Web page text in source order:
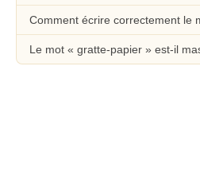
Comment écrire correctement le
Le mot « gratte-papier » est-il